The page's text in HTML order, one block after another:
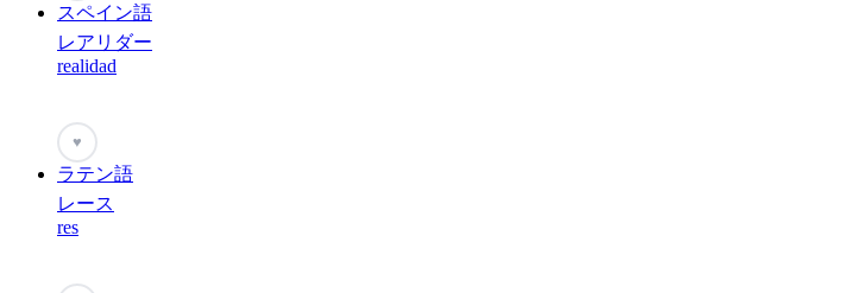
スペイン語
レアリダー
realidad
♥
ラテン語
レース
res